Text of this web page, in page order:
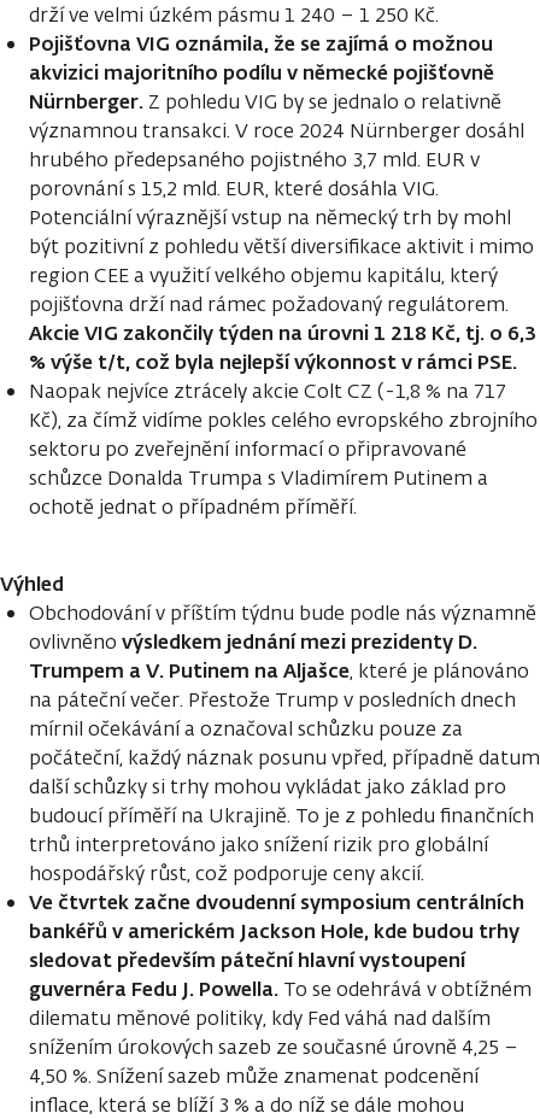
drží ve velmi úzkém pásmu 1 240 – 1 250 Kč.
Pojišťovna VIG oznámila, že se zajímá o možnou
akvizici majoritního podílu v německé pojišťovně
Nürnberger. Z pohledu VIG by se jednalo o relativně
významnou transakci. V roce 2024 Nürnberger dosáhl
hrubého předepsaného pojistného 3,7 mld. EUR v
porovnání s 15,2 mld. EUR, které dosáhla VIG.
Potenciální výraznější vstup na německý trh by mohl
být pozitivní z pohledu větší diversifikace aktivit i mimo
region CEE a využití velkého objemu kapitálu, který
pojišťovna drží nad rámec požadovaný regulátorem.
Akcie VIG zakončily týden na úrovni 1 218 Kč, tj. o 6,3
% výše t/t, což byla nejlepší výkonnost v rámci PSE.
Naopak nejvíce ztrácely akcie Colt CZ (-1,8 % na 717
Kč), za čímž vidíme pokles celého evropského zbrojního
sektoru po zveřejnění informací o připravované
schůzce Donalda Trumpa s Vladimírem Putinem a
ochotě jednat o případném příměří.
Výhled
Obchodování v příštím týdnu bude podle nás významně
ovlivněno výsledkem jednání mezi prezidenty D.
Trumpem a V. Putinem na Aljašce, které je plánováno
na páteční večer. Přestože Trump v posledních dnech
mírnil očekávání a označoval schůzku pouze za
počáteční, každý náznak posunu vpřed, případně datum
další schůzky si trhy mohou vykládat jako základ pro
budoucí příměří na Ukrajině. To je z pohledu finančních
trhů interpretováno jako snížení rizik pro globální
hospodářský růst, což podporuje ceny akcií.
Ve čtvrtek začne dvoudenní symposium centrálních
bankéřů v americkém Jackson Hole, kde budou trhy
sledovat především páteční hlavní vystoupení
guvernéra Fedu J. Powella. To se odehrává v obtížném
dilematu měnové politiky, kdy Fed váhá nad dalším
snížením úrokových sazeb ze současné úrovně 4,25 –
4,50 %. Snížení sazeb může znamenat podcenění
inflace, která se blíží 3 % a do níž se dále mohou